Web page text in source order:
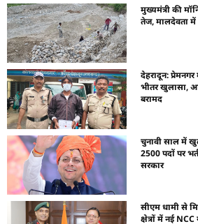
मुख्यमंत्री की
तेज, मालदेवता
देहरादून:
भीतर खुलासा,
बरामद
चुनावी साल में
2500 पदों पर
सरकार
सीएम धामी से
क्षेत्रों में नई